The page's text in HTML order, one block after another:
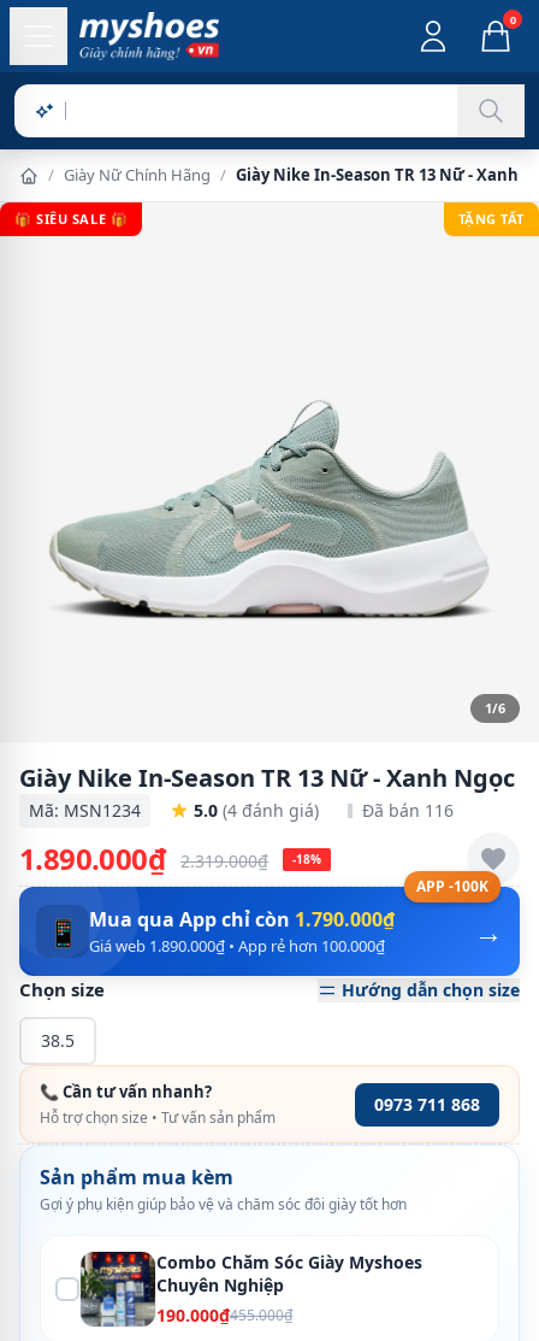
0
Sản phẩm
/ Giày Nữ Chính Hãng / Giày Nike In-Season TR 13 Nữ - Xanh
🎁 SIÊU SALE 🎁 TẶNG TẤT
1/6
Giày Nike In-Season TR 13 Nữ - Xanh Ngọc
Mã: MSN1234 5.0 (4 đánh giá) Đã bán 116
1.890.000₫ 2.319.000₫ -18%
APP -100K
→
📱 Mua qua App chỉ còn 1.790.000₫
Giá web 1.890.000₫ • App rẻ hơn 100.000₫
Chọn size Hướng dẫn chọn size
38.5
📞 Cần tư vấn nhanh?
Hỗ trợ chọn size • Tư vấn sản phẩm
0973 711 868
Sản phẩm mua kèm
Gợi ý phụ kiện giúp bảo vệ và chăm sóc đôi giày tốt hơn
Combo Chăm Sóc Giày Myshoes
Chuyên Nghiệp
190.000₫455.000₫